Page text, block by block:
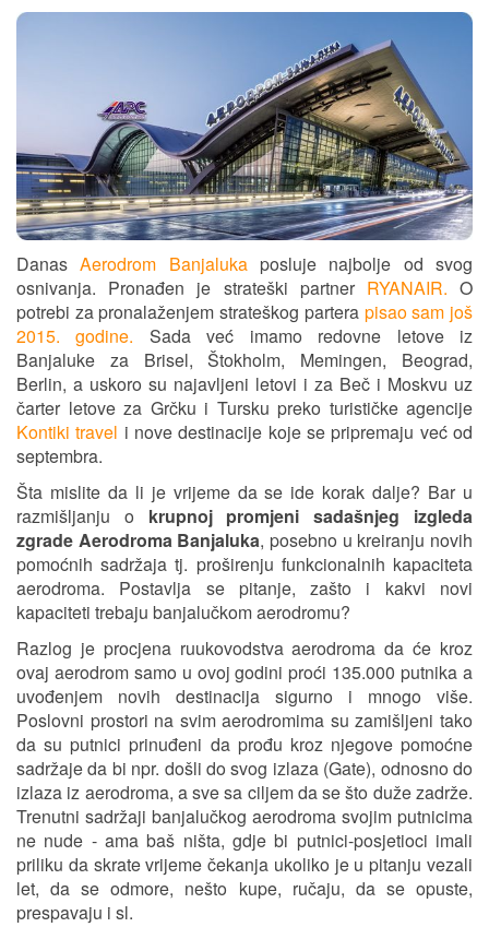
Danas Aerodrom Banjalukaposluje najbolje od svog
osnivanja. Pronađen je strateški partner RYANAIR. O
potrebi za pronalaženjem strateškog partera pisao sam još
2015. godine. Sada već imamo
redovne letove iz
Banjaluke za Brisel, Štokholm, Memingen, Beograd,
Berlin, a uskoro su najavljeni letovi i za Beč i Moskvu uz
čarter letove za Grčku i Tursku preko turističke agencije
Kontiki travel i nove destinacije koje se pripremaju već od
septembra.
Šta mislite da li je vrijeme da se ide korak dalje? Bar u
razmišljanju o krupnoj promjeni sadašnjeg izgleda
zgrade Aerodroma Banjaluka, posebno u kreiranju novih
pomoćnih sadržaja tj. proširenju funkcionalnih kapaciteta
aerodroma. Postavlja se pitanje, zašto i kakvi novi
kapaciteti trebaju banjalučkom aerodromu?
Razlog je procjena ruukovodstva aerodroma da će kroz
ovaj aerodrom samo u ovoj godini proći 135.000 putnika a
uvođenjem novih destinacija sigurno i mnogo više.
Poslovni prostori na svim aerodromima su zamišljeni tako
da su putnici prinuđeni da prođu kroz njegove pomoćne
sadržaje da bi npr. došli do svog izlaza (Gate), odnosno do
izlaza iz aerodroma, a sve sa ciljem da se što duže zadrže.
Trenutni sadržaji banjalučkog aerodroma svojim putnicima
ne nude - ama baš ništa, gdje bi putnici-posjetioci imali
priliku da skrate vrijeme čekanja ukoliko je u pitanju vezali
let, da se odmore, nešto kupe, ručaju, da se opuste,
prespavaju i sl.